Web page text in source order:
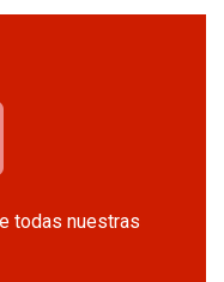
todas nuestras